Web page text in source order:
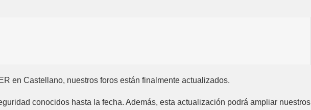
en Castellano, nuestros foros están finalmente actualizados.
conocidos hasta la fecha. Además, esta actualización podrá ampliar nuestros